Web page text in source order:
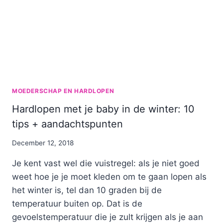
MOEDERSCHAP EN HARDLOPEN
Hardlopen met je baby in de winter: 10
tips + aandachtspunten
By
December 12, 2018
Je kent vast wel die vuistregel: als je niet goed
weet hoe je je moet kleden om te gaan lopen als
het winter is, tel dan 10 graden bij de
temperatuur buiten op. Dat is de
gevoelstemperatuur die je zult krijgen als je aan